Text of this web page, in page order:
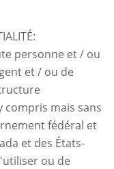
personne et / ou
et / ou de
compris mais sans
fédéral et
et des États-
ou de